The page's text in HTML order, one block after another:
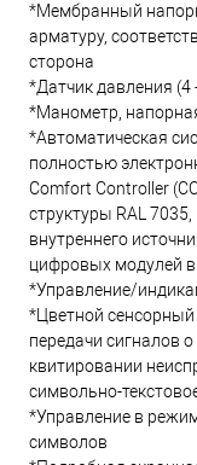
*Мембранный
арматуру,
сторона
*Датчик давления
*Манометр,
*Автоматическая
полностью
Comfort Controller
структуры RAL
внутреннего
цифровых модулей
*Управление/
*Цветной
передачи сигналов
квитировании
символьно-
*Управление в
символов